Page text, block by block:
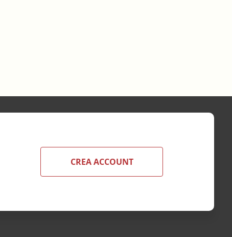
CREA ACCOUNT